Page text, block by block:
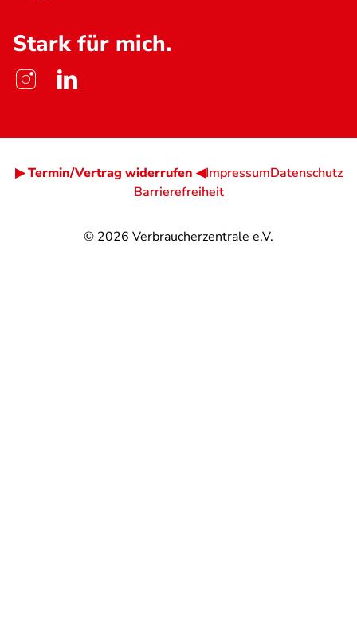
Stark für mich.
© 2026 Verbraucherzentrale e.V.
▶ Termin/Vertrag widerrufen ◀ImpressumDatenschutz
Barrierefreiheit